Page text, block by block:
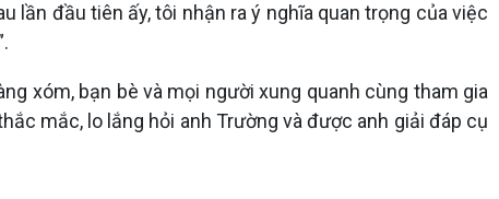
lần đầu tiên ấy, tôi nhận ra ý nghĩa quan trọng của việc
xóm, bạn bè và mọi người xung quanh cùng tham gia
mắc, lo lắng hỏi anh Trường và được anh giải đáp cụ